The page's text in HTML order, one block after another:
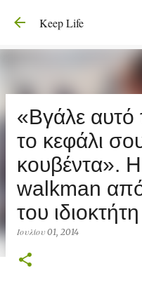
Μετάβαση στο
Keep Life
«Βγάλε αυτό
το κεφάλι
κουβέντα».
walkman από
του
Ιουλίου 01, 2014